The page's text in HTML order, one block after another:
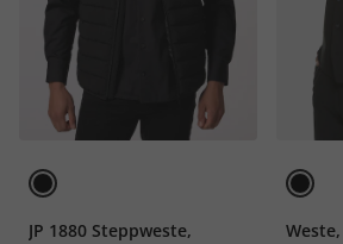
JP 1880 Steppweste,